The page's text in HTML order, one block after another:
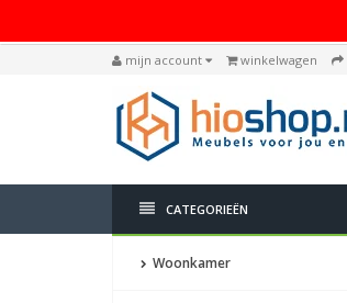
mijn account winkelwagen
CATEGORIEËN
Woonkamer